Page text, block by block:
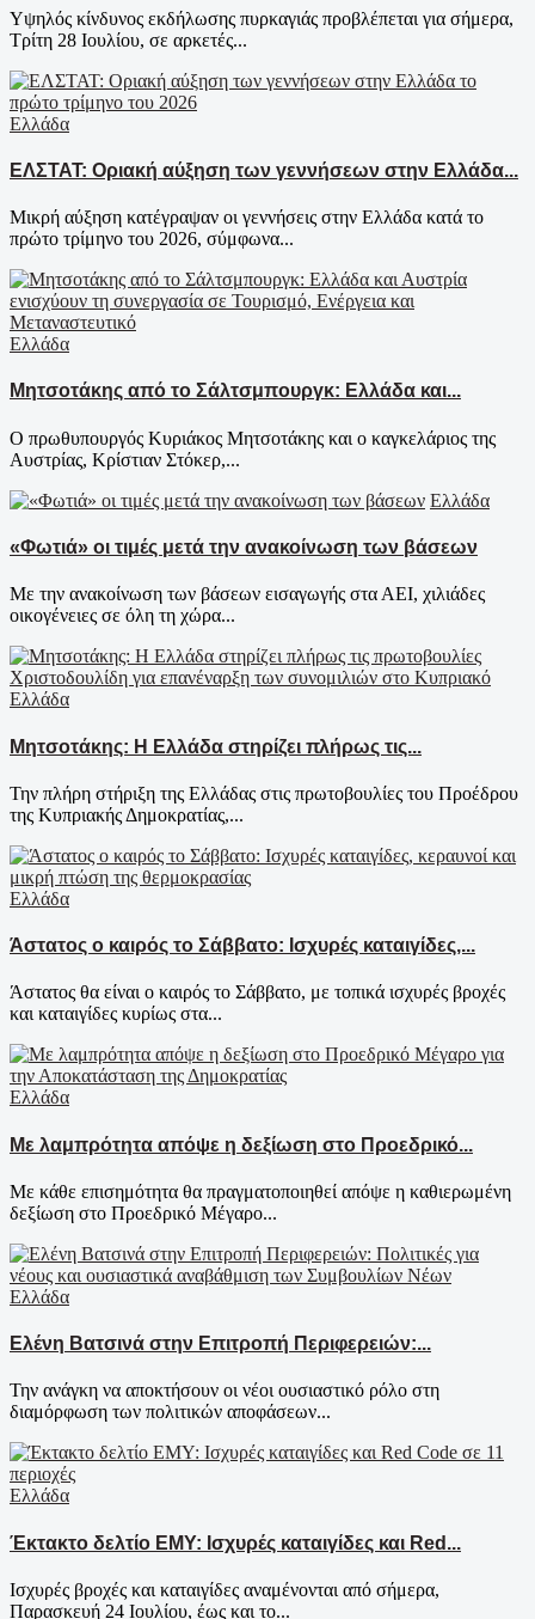
Υψηλός κίνδυνος εκδήλωσης πυρκαγιάς προβλέπεται για σήμερα,
Τρίτη 28 Ιουλίου, σε αρκετές...
Ελλάδα
ΕΛΣΤΑΤ: Οριακή αύξηση των γεννήσεων στην Ελλάδα...
Μικρή αύξηση κατέγραψαν οι γεννήσεις στην Ελλάδα κατά το
πρώτο τρίμηνο του 2026, σύμφωνα...
Ελλάδα
Μητσοτάκης από το Σάλτσμπουργκ: Ελλάδα και...
Ο πρωθυπουργός Κυριάκος Μητσοτάκης και ο καγκελάριος της
Αυστρίας, Κρίστιαν Στόκερ,...
Ελλάδα
«Φωτιά» οι τιμές μετά την ανακοίνωση των βάσεων
Με την ανακοίνωση των βάσεων εισαγωγής στα ΑΕΙ, χιλιάδες
οικογένειες σε όλη τη χώρα...
Ελλάδα
Μητσοτάκης: Η Ελλάδα στηρίζει πλήρως τις...
Την πλήρη στήριξη της Ελλάδας στις πρωτοβουλίες του Προέδρου
της Κυπριακής Δημοκρατίας,...
Ελλάδα
Άστατος ο καιρός το Σάββατο: Ισχυρές καταιγίδες,...
Άστατος θα είναι ο καιρός το Σάββατο, με τοπικά ισχυρές βροχές
και καταιγίδες κυρίως στα...
Ελλάδα
Με λαμπρότητα απόψε η δεξίωση στο Προεδρικό...
Με κάθε επισημότητα θα πραγματοποιηθεί απόψε η καθιερωμένη
δεξίωση στο Προεδρικό Μέγαρο...
Ελλάδα
Ελένη Βατσινά στην Επιτροπή Περιφερειών:...
Την ανάγκη να αποκτήσουν οι νέοι ουσιαστικό ρόλο στη
διαμόρφωση των πολιτικών αποφάσεων...
Ελλάδα
Έκτακτο δελτίο ΕΜΥ: Ισχυρές καταιγίδες και Red...
Ισχυρές βροχές και καταιγίδες αναμένονται από σήμερα,
Παρασκευή 24 Ιουλίου, έως και το...